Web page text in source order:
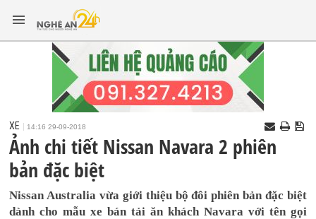
XE 14:16 29-09-2018
Ảnh chi tiết Nissan Navara 2 phiên
bản đặc biệt
Nissan Australia vừa giới thiệu bộ đôi phiên bản đặc biệt
dành cho mẫu xe bán tải ăn khách Navara với tên gọi